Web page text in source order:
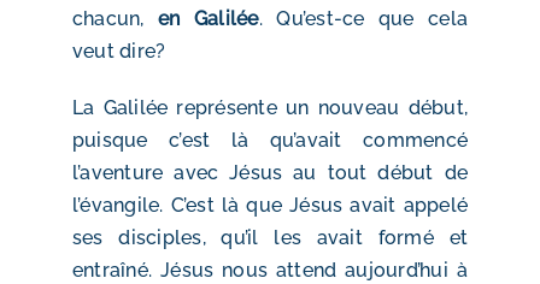
chacun,en Galilée. Qu’est-ce que cela
veut dire?
La Galilée représente un nouveau début,
puisque c’est là qu’avait commencé
l’aventure avec Jésus au tout début de
l’évangile. C’est là que Jésus avait appelé
ses disciples, qu’il les avait formé et
entraîné. Jésus nous attend aujourd’hui à